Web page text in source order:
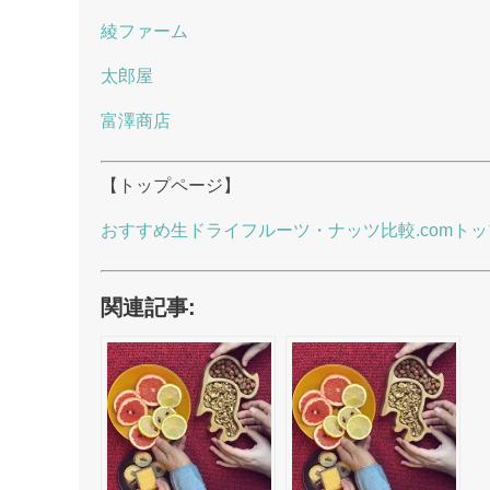
綾ファーム
太郎屋
富澤商店
【トップページ】
おすすめ生ドライフルーツ・ナッツ比較.comト
関連記事: